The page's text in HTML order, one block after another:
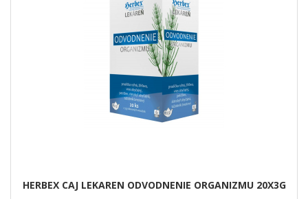
HERBEX CAJ LEKAREN ODVODNENIE ORGANIZMU 20X3G